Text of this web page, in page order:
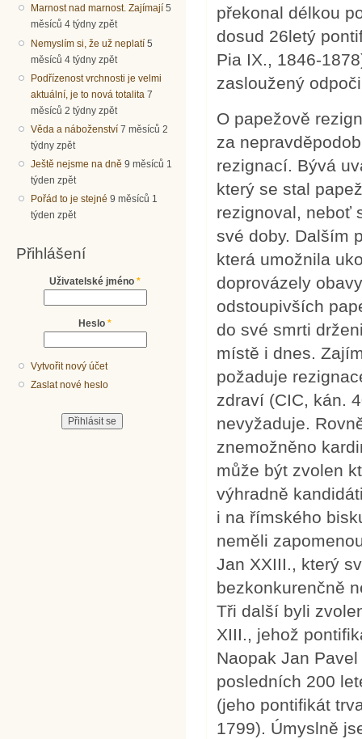
Marnost nad marnost. Zajímají 5
měsíců 4 týdny zpět
Nemyslím si, že už neplatí 5
měsíců 4 týdny zpět
Podřízenost vrchnosti je velmi
aktuální, je to nová totalita 7
měsíců 2 týdny zpět
Věda a náboženství 7 měsíců 2
týdny zpět
Ještě nejsme na dně 9 měsíců 1
týden zpět
Pořád to je stejné 9 měsíců 1
týden zpět
Přihlášení
Uživatelské jméno *
Heslo *
Vytvořit nový účet
Zaslat nové heslo
překonal délkou
dosud 26letý
Pia IX., 1846-
zasloužený
O papežově
za
rezignací. Bývá
který se stal
rezignoval, neboť
své doby. Dalším
která umožnila
doprovázely
odstoupivších
do své smrti
místě i dnes.
požaduje
zdraví (CIC, kán.
nevyžaduje.
znemožněno
může být zvolen
výhradně
i na římského
neměli
Jan XXIII., který
bezkonkurenčně
Tři další byli
XIII., jehož
Naopak Jan
posledních 200
(jeho pontifikát
1799). Úmyslně